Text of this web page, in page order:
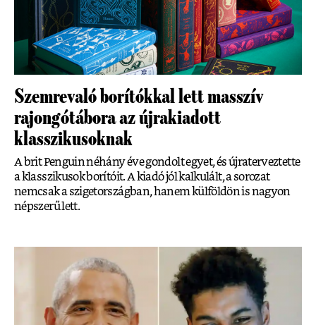
Szemrevaló borítókkal lett masszív
rajongótábora az újrakiadott
klasszikusoknak
A brit Penguin néhány éve gondolt egyet, és újraterveztette
a klasszikusok borítóit. A kiadó jól kalkulált, a sorozat
nemcsak a szigetországban, hanem külföldön is nagyon
népszerű lett.